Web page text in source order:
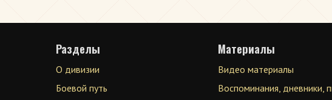
Разделы
О дивизии
Боевой путь
Материалы
Видео материалы
Воспоминания, дневники,